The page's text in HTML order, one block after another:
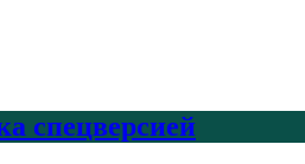
спецверсией